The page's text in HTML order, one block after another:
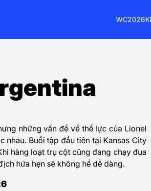
WC2026
những vấn đề về thể lực của Lionel
nhau. Buổi tập đầu tiên tại Kansas City
hàng loạt trụ cột cũng đang chạy đua
hứa hẹn sẽ không hề dễ dàng.